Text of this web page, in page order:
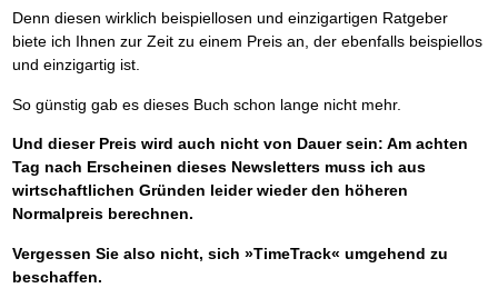
Denn diesen wirklich beispiellosen und einzigartigen Ratgeber
biete ich Ihnen zur Zeit zu einem Preis an, der ebenfalls beispiellos
und einzigartig ist.
So günstig gab es dieses Buch schon lange nicht mehr.
Und dieser Preis wird auch nicht von Dauer sein: Am achten
Tag nach Erscheinen dieses Newsletters muss ich aus
wirtschaftlichen Gründen leider wieder den höheren
Normalpreis berechnen.
Vergessen Sie also nicht, sich »TimeTrack« umgehend zu
beschaffen.